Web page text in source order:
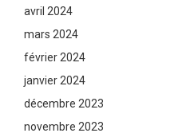
avril 2024
mars 2024
février 2024
janvier 2024
décembre 2023
novembre 2023